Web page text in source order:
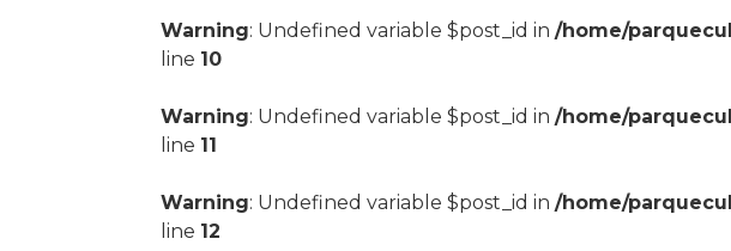
Warning: Undefined variable $post_id in/home/
line 10
Warning: Undefined variable $post_id in/home/
line 11
Warning: Undefined variable $post_id in/home/
line 12